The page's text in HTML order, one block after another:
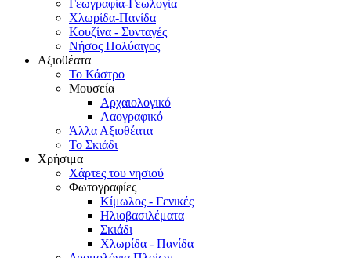
Γεωγραφία-Γεωλογία
Χλωρίδα-Πανίδα
Κουζίνα - Συνταγές
Νήσος Πολύαιγος
Αξιοθέατα
Το Κάστρο
Μουσεία
Αρχαιολογικό
Λαογραφικό
Άλλα Αξιοθέατα
Το Σκιάδι
Χρήσιμα
Χάρτες του νησιού
Φωτογραφίες
Κίμωλος - Γενικές
Ηλιοβασιλέματα
Σκιάδι
Χλωρίδα - Πανίδα